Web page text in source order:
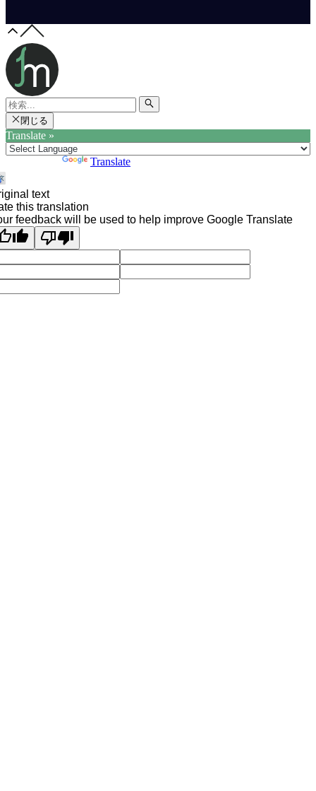
閉じる
Translate »
Translate
text
this translation
feedback will be used to help improve Google Translate